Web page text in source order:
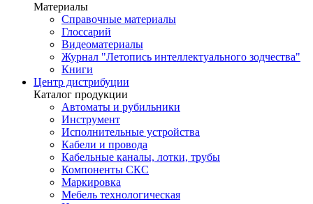
Материалы
Справочные материалы
Глоссарий
Видеоматериалы
Журнал "Летопись интеллектуального зодчества"
Книги
Центр дистрибуции
Каталог продукции
Автоматы и рубильники
Инструмент
Исполнительные устройства
Кабели и провода
Кабельные каналы, лотки, трубы
Компоненты СКС
Маркировка
Мебель технологическая